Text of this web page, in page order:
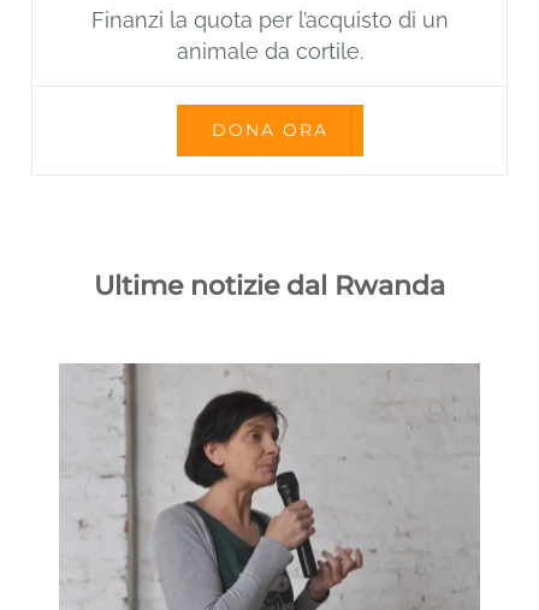
Finanzi la quota per l’acquisto di un
animale da cortile.
DONA ORA
Ultime notizie dal Rwanda